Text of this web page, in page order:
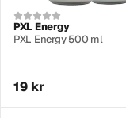
PXL Energy
PXL Energy 500 ml
19 kr